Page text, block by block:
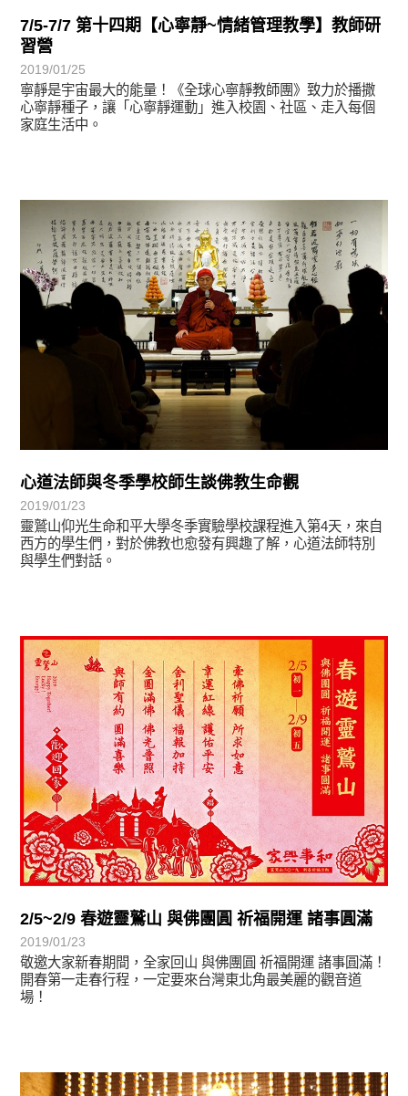
7/5-7/7 第十四期【心寧靜~情緒管理教學】教師研
習營
2019/01/25
寧靜是宇宙最大的能量！《全球心寧靜教師團》致力於播撒
心寧靜種子，讓「心寧靜運動」進入校園、社區、走入每個
家庭生活中。
心道法師與冬季學校師生談佛教生命觀
2019/01/23
靈鷲山仰光生命和平大學冬季實驗學校課程進入第4天，來自
西方的學生們，對於佛教也愈發有興趣了解，心道法師特別
與學生們對話。
2/5~2/9 春遊靈鷲山 與佛團圓 祈福開運 諸事圓滿
2019/01/23
敬邀大家新春期間，全家回山 與佛團圓 祈福開運 諸事圓滿！
開春第一走春行程，一定要來台灣東北角最美麗的觀音道
場！
學習分享